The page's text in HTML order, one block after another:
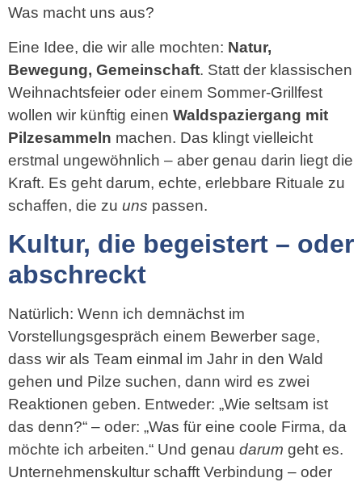
Was macht uns aus?
Eine Idee, die wir alle mochten: Natur,
Bewegung, Gemeinschaft. Statt der klassischen
Weihnachtsfeier oder einem Sommer-Grillfest
wollen wir künftig einen Waldspaziergang mit
Pilzesammeln machen. Das klingt vielleicht
erstmal ungewöhnlich – aber genau darin liegt die
Kraft. Es geht darum, echte, erlebbare Rituale zu
schaffen, die zu uns passen.
Kultur, die begeistert – oder
abschreckt
Natürlich: Wenn ich demnächst im
Vorstellungsgespräch einem Bewerber sage,
dass wir als Team einmal im Jahr in den Wald
gehen und Pilze suchen, dann wird es zwei
Reaktionen geben. Entweder: „Wie seltsam ist
das denn?“ – oder: „Was für eine coole Firma, da
möchte ich arbeiten.“ Und genau darum geht es.
Unternehmenskultur schafft Verbindung – oder